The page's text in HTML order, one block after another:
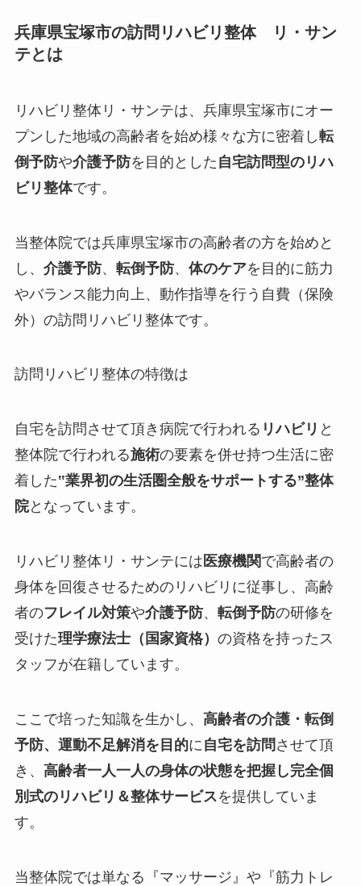
兵庫県宝塚市の訪問リハビリ整体 リ・サン
テとは
リハビリ整体リ・サンテは、兵庫県宝塚市にオー
プンした地域の高齢者を始め様々な方に密着し転
倒予防や介護予防を目的とした 自宅訪問型のリハ
ビリ整体です。
当整体院では兵庫県宝塚市の高齢者の方を始めと
し、 介護予防、 転倒予防、 体のケアを目的に筋力
やバランス能力向上、動作指導を行う 自費（保険
外） の訪問リハビリ整体です。
訪問リハビリ整体の特徴は
自宅を訪問させて頂き病院で行われる リハビリ と
整体院で行われる施術の要素を併せ持つ生活に密
着した‟業界初の生活圏全般をサポートする”整体
院となっています。
リハビリ整体リ・サンテには 医療機関で高齢者の
身体を回復させるためのリハビリに従事し、高齢
者のフレイル対策や介護予防、 転倒予防の研修を
受けた理学療法士（国家資格） の資格を持ったス
タッフが在籍しています。
ここで培った知識を生かし、 高齢者の介護・転倒
予防、運動不足解消を目的に 自宅を訪問 させて頂
き、 高齢者一人一人の身体の状態を把握し完全個
別式のリハビリ＆整体サービスを提供していま
す。
当整体院では単なる『マッサージ 』や『筋力トレ